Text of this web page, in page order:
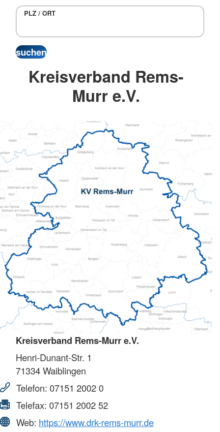
PLZ / ORT
Kreisverband Rems-
Murr e.V.
Kreisverband Rems-Murr e.V.
Henri-Dunant-Str. 1
71334Waiblingen
Telefon: 07151 2002 0
Telefax: 07151 2002 52
Web: https://www.drk-rems-murr.de